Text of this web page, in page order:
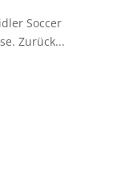
Soccer
Zurück...